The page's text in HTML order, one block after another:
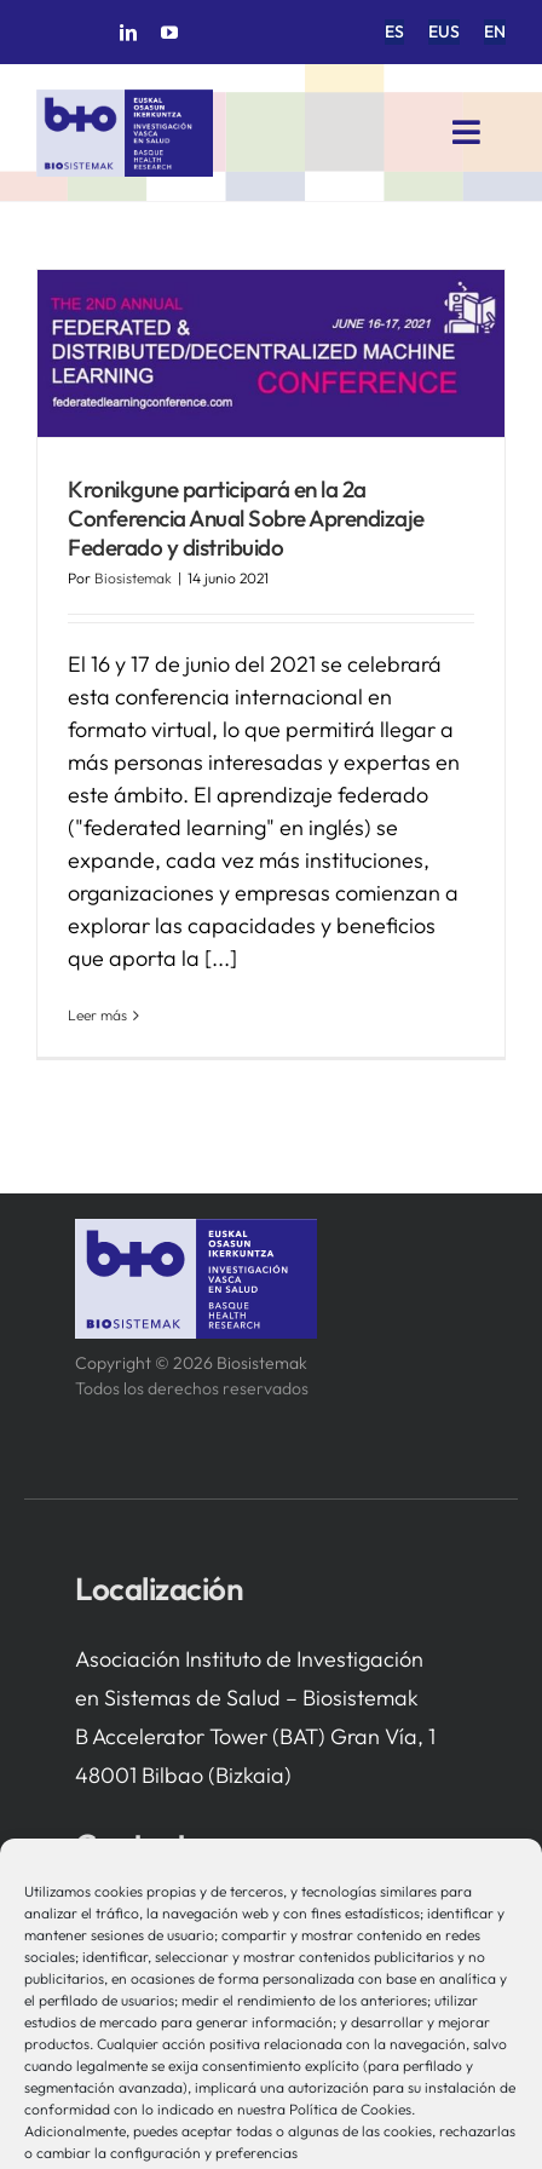
Utilizamos cookies propias y de terceros, y tecnologías similares para
analizar el tráfico, la navegación web y con fines estadísticos; identificar y
mantener sesiones de usuario; compartir y mostrar contenido en redes
sociales; identificar, seleccionar y mostrar contenidos publicitarios y no
publicitarios, en ocasiones de forma personalizada con base en analítica y
el perfilado de usuarios; medir el rendimiento de los anteriores; utilizar
estudios de mercado para generar información; y desarrollar y mejorar
productos. Cualquier acción positiva relacionada con la navegación, salvo
cuando legalmente se exija consentimiento explícito (para perfilado y
segmentación avanzada), implicará una autorización para su instalación de
conformidad con lo indicado en nuestra Política de Cookies.
Adicionalmente, puedes aceptar todas o algunas de las cookies, rechazarlas
o cambiar la configuración y preferencias
ES EUS EN
Toggle
INICIO
ÁREAS DE INVESTIGACIÓN
GRUPOS DE INVESTIGACIÓN
PROYECTOS/COLABORACIONES
APOYO I+D+I
NOTICIAS
Kronikgune participará en la 2a
Conferencia Anual Sobre Aprendizaje
Federado y distribuido
Por Biosistemak | 14 junio 2021
El 16 y 17 de junio del 2021 se celebrará
esta conferencia internacional en
formato virtual, lo que permitirá llegar a
más personas interesadas y expertas en
este ámbito. El aprendizaje federado
("federated learning" en inglés) se
expande, cada vez más instituciones,
organizaciones y empresas comienzan a
explorar las capacidades y beneficios
que aporta la [...]
Leer más
Copyright © 2026 Biosistemak
Todos los derechos reservados
Localización
Asociación Instituto de Investigación
en Sistemas de Salud – Biosistemak
B Accelerator Tower (BAT) Gran Vía, 1
48001 Bilbao (Bizkaia)
Contacto
bio-sistemak@bio-sistemak.eus
944 00 77 90
Otros Enlaces
Osakidetza